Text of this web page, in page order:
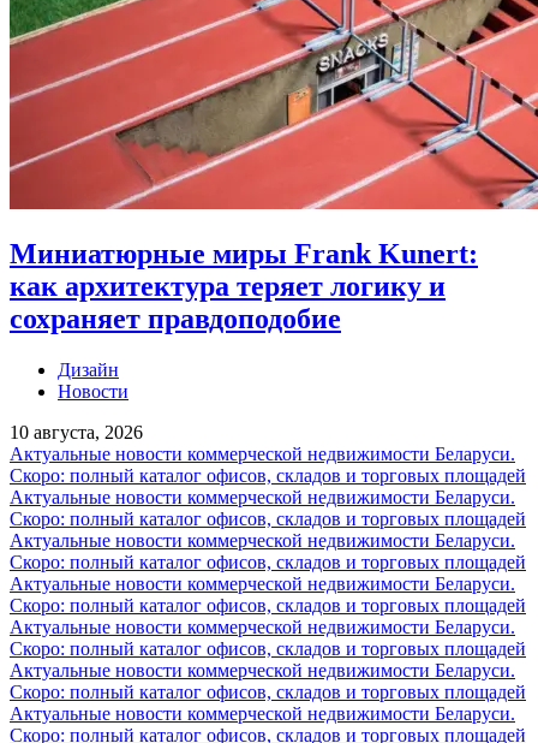
Миниатюрные миры Frank Kunert:
как архитектура теряет логику и
сохраняет правдоподобие
Дизайн
Новости
10 августа, 2026
Актуальные новости коммерческой недвижимости Беларуси.
Скоро: полный каталог офисов, складов и торговых площадей
Актуальные новости коммерческой недвижимости Беларуси.
Скоро: полный каталог офисов, складов и торговых площадей
Актуальные новости коммерческой недвижимости Беларуси.
Скоро: полный каталог офисов, складов и торговых площадей
Актуальные новости коммерческой недвижимости Беларуси.
Скоро: полный каталог офисов, складов и торговых площадей
Актуальные новости коммерческой недвижимости Беларуси.
Скоро: полный каталог офисов, складов и торговых площадей
Актуальные новости коммерческой недвижимости Беларуси.
Скоро: полный каталог офисов, складов и торговых площадей
Актуальные новости коммерческой недвижимости Беларуси.
Скоро: полный каталог офисов, складов и торговых площадей